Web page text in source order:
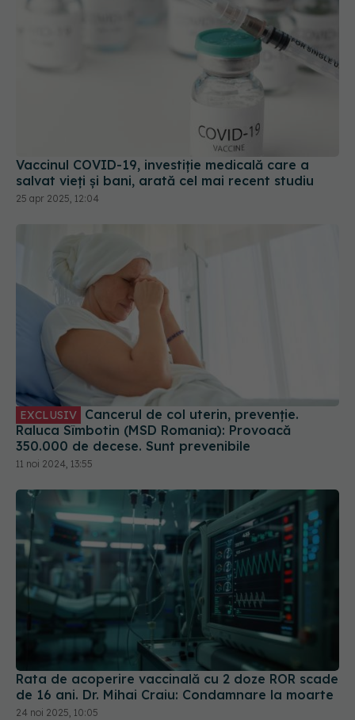
Vaccinul COVID-19, investiție medicală care a
salvat vieți și bani, arată cel mai recent studiu
25 apr 2025, 12:04
EXCLUSIV
Raluca Sîmbotin (MSD Romania): Provoacă
350.000 de decese. Sunt prevenibile
11 noi 2024, 13:55
Rata de acoperire vaccinală cu 2 doze ROR scade
de 16 ani. Dr. Mihai Craiu: Condamnare la moarte
24 noi 2025, 10:05